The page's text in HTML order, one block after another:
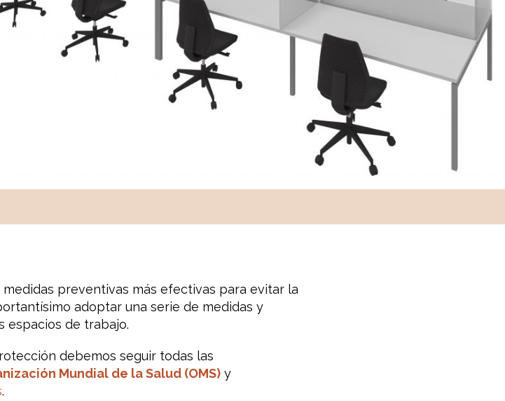
medidas preventivas más efectivas para evitar la
adoptar una serie de medidas y
espacios de trabajo.
debemos seguir todas las
Mundial de la Salud (OMS) y
.